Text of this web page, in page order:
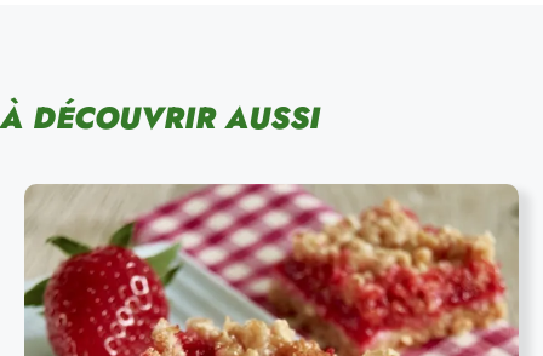
À DÉCOUVRIR AUSSI